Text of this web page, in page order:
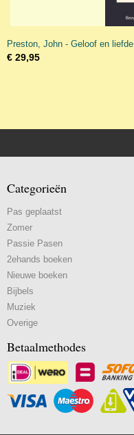
Preston, John - Geloof en liefde
€ 29,95
Categorieën
Pas geplaatst
Zomer
Passie Pasen
2ehands boeken
Nieuwe boeken
Bijbels
Muziek
Overige
Betaalmethodes